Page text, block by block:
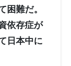
困難だ。
依存症が
日本中に